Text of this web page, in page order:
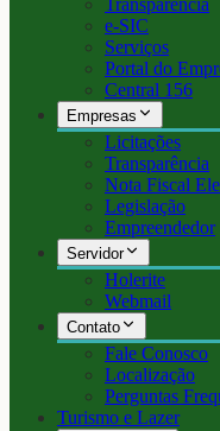
Transparência
e-SIC
Serviços
Portal do
Central 156
Empresas
Licitações
Transparência
Nota Fiscal
Legislação
Empreendedor
Servidor
Holerite
Webmail
Contato
Fale Conosco
Localização
Perguntas
Turismo e Lazer